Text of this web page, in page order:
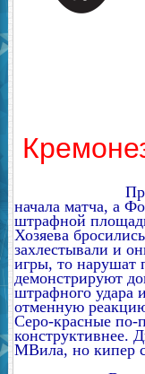
начала матча, а
штрафной
Хозяева
захлестывали и
игры, то нарушат
демонстрируют
штрафного удара
отменную
Серо-красные по-
конструктивнее.
МВила, но кипер